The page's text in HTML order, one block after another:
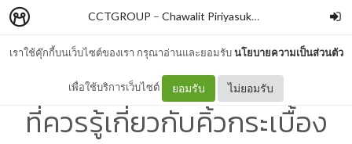
เราใช้คุ๊กกี้บนเว็บไซต์ของเรา กรุณาอ่านและยอมรับนโยบายความเป็นส่วนตัว
เพื่อใช้บริการเว็บไซต์ ยอมรับ ไม่ยอมรับ
CCTGROUP – Chawalit Piriyasuksomboon
คิ้วกระเบื้อง คืออะไร ทุกอย่าง
ที่ควรรู้เกี่ยวกับคิ้วกระเบื้อง